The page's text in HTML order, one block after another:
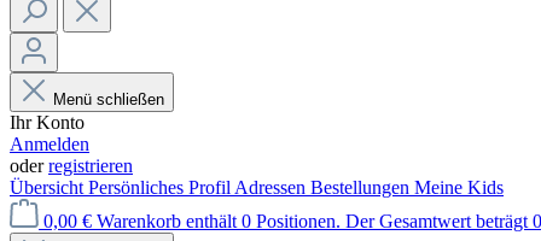
Menü schließen
Ihr Konto
Anmelden
oderregistrieren
Übersicht Persönliches Profil Adressen Bestellungen Meine Kids
0,00 € Warenkorb enthält 0 Positionen. Der Gesamtwert beträgt